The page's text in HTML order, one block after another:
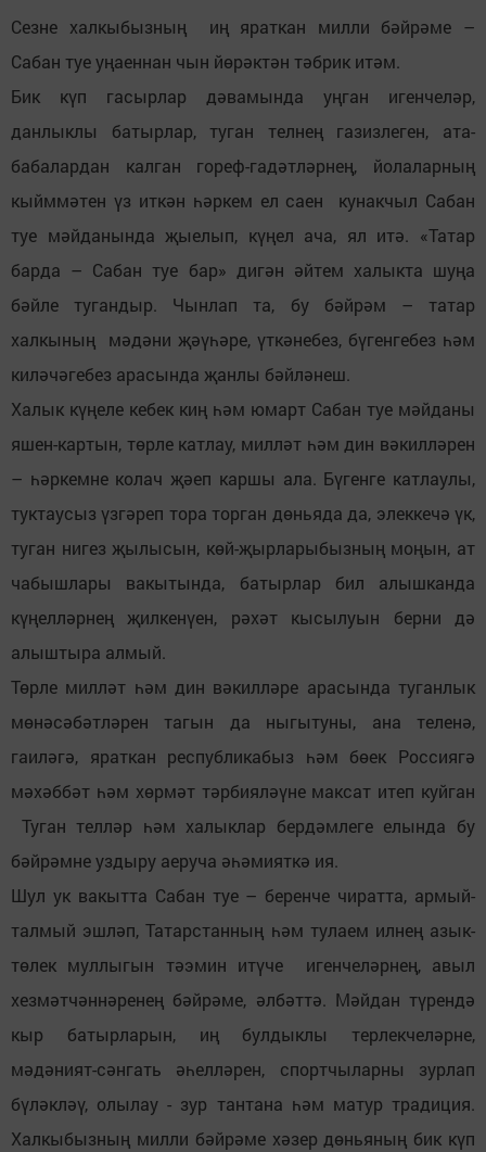
Сезне халкыбызның иң яраткан милли бәйрәме –
Сабан туе уңаеннан чын йөрәктән тәбрик итәм.
Бик күп гасырлар дәвамында уңган игенчеләр,
данлыклы батырлар, туган телнең газизлеген, ата-
бабалардан калган гореф-гадәтләрнең, йолаларның
кыйммәтен үз иткән һәркем ел саен кунакчыл Сабан
туе мәйданында җыелып, күңел ача, ял итә. «Татар
барда – Сабан туе бар» дигән әйтем халыкта шуңа
бәйле тугандыр. Чынлап та, бу бәйрәм – татар
халкының мәдәни җәүһәре, үткәнебез, бүгенгебез һәм
киләчәгебез арасында җанлы бәйләнеш.
Халык күңеле кебек киң һәм юмарт Сабан туе мәйданы
яшен-картын, төрле катлау, милләт һәм дин вәкилләрен
– һәркемне колач җәеп каршы ала. Бүгенге катлаулы,
туктаусыз үзгәреп тора торган дөньяда да, элеккечә үк,
туган нигез җылысын, көй-җырларыбызның моңын, ат
чабышлары вакытында, батырлар бил алышканда
күңелләрнең җилкенүен, рәхәт кысылуын берни дә
алыштыра алмый.
Төрле милләт һәм дин вәкилләре арасында туганлык
мөнәсәбәтләрен тагын да ныгытуны, ана теленә,
гаиләгә, яраткан республикабыз һәм бөек Россиягә
мәхәббәт һәм хөрмәт тәрбияләүне максат итеп куйган
Туган телләр һәм халыклар бердәмлеге елында бу
бәйрәмне уздыру аеруча әһәмияткә ия.
Шул ук вакытта Сабан туе – беренче чиратта, армый-
талмый эшләп, Татарстанның һәм тулаем илнең азык-
төлек муллыгын тәэмин итүче игенчеләрнең, авыл
хезмәтчәннәренең бәйрәме, әлбәттә. Мәйдан түрендә
кыр батырларын, иң булдыклы терлекчеләрне,
мәдәният-сәнгать әһелләрен, спортчыларны зурлап
бүләкләү, олылау - зур тантана һәм матур традиция.
Халкыбызның милли бәйрәме хәзер дөньяның бик күп